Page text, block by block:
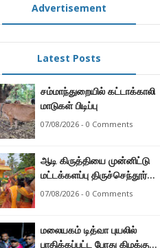
Advertisement
Latest Posts
சம்மாந்துறையில் கட்டாக்காலி
மாடுகள் பிடிப்பு
07/08/2026 - 0 Comments
ஆடி கிருத்தியை முன்னிட்டு
மட்டக்களப்பு திருச்செந்தூர்
முருகன் ஆலயத்தில் இடம்பெற்ற
07/08/2026 - 0 Comments
மலையகம் டித்வா புயலில்
பாதிக்கப்பட்ட போது கிழக்கு